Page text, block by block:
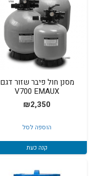
מסנן חול פיבר שזור דגם
V700 EMAUX
₪2,350
הוספה לסל
קנה כעת